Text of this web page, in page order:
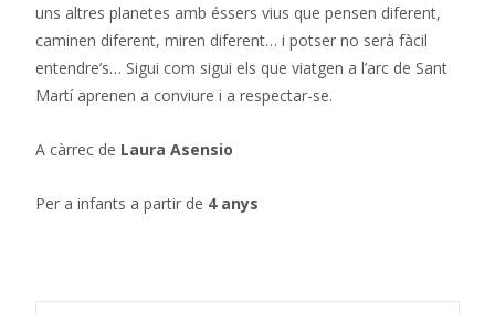
uns altres planetes amb éssers vius que pensen diferent,
caminen diferent, miren diferent… i potser no serà fàcil
entendre’s… Sigui com sigui els que viatgen a l’arc de Sant
Martí aprenen a conviure i a respectar-se.
A càrrec de Laura Asensio
Per a infants a partir de 4 anys